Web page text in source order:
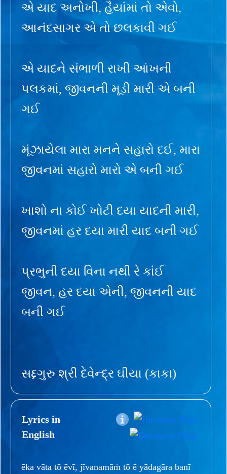
એ યાદ અનોખી, હૈયાંમાં તો એવો,
આનંદસાગર એ તો છલકાવી ગઈ
એ યાદને સંભાળી રાખી આંખની
પલકમાં, જીવનની મૂડી મારી એ બની
ગઈ
મૂંઝાયેલા મારા મનને સહારો દઈ, મારા
જીવનમાં સહારો મારો એ બની ગઈ
ખાશો ના કોઈ ખોટી દયા યાદની મારી,
જીવનમાં હર દયા મારી યાદ બની ગઈ
પ્રભુની દયા વિના નથી રે કાંઈ
જીવન, હર દયા એની, જીવનની યાદ
બની ગઈ
સદ્દગુરુ શ્રી દેવેન્દ્ર ઘીયા (કાકા)
Lyrics in
English
ēka vāta tō ēvī, jīvanamāṁ tō ē yādagāra banī